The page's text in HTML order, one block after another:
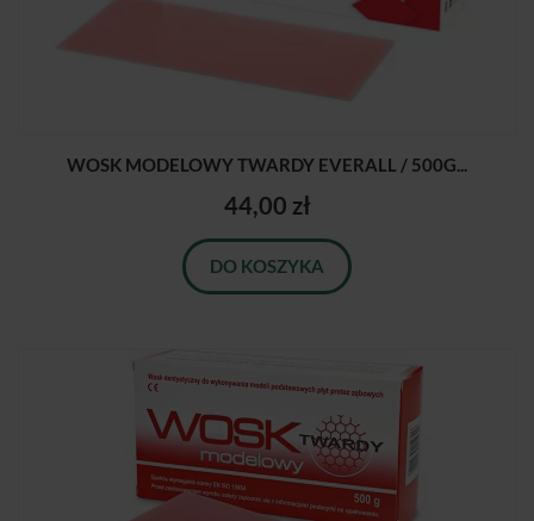
WOSK MODELOWY TWARDY EVERALL / 500G...
44,00 zł
DO KOSZYKA